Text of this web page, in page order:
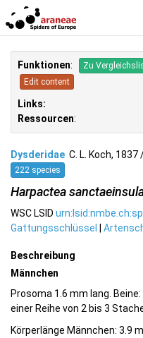
Funktionen: Zu
Edit content
Links:
Ressourcen:
Dysderidae C. L. Koch, 1837
222 species
Harpactea
WSC LSID
Gattungsschlüssel
Beschreibung
Männchen
Prosoma 1.6 mm lang.
einer Reihe von 2 bis 3
Körperlänge Männchen: 3.9